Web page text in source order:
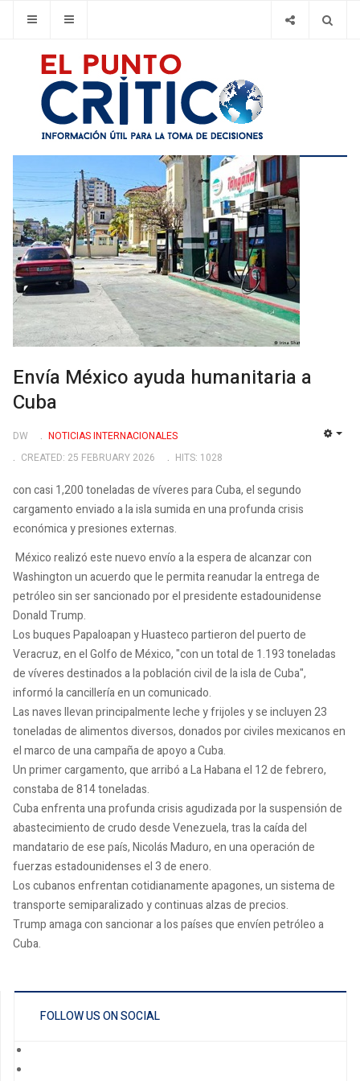
Envía México ayuda humanitaria a
Cuba
DW
NOTICIAS INTERNACIONALES
CREATED: 25 FEBRUARY 2026
HITS: 1028
con casi 1,200 toneladas de víveres para Cuba, el segundo
cargamento enviado a la isla sumida en una profunda crisis
económica y presiones externas.
México realizó este nuevo envío a la espera de alcanzar con
Washington un acuerdo que le permita reanudar la entrega de
petróleo sin ser sancionado por el presidente estadounidense
Donald Trump.
Los buques Papaloapan y Huasteco partieron del puerto de
Veracruz, en el Golfo de México, "con un total de 1.193 toneladas
de víveres destinados a la población civil de la isla de Cuba",
informó la cancillería en un comunicado.
Las naves llevan principalmente leche y frijoles y se incluyen 23
toneladas de alimentos diversos, donados por civiles mexicanos en
el marco de una campaña de apoyo a Cuba.
Un primer cargamento, que arribó a La Habana el 12 de febrero,
constaba de 814 toneladas.
Cuba enfrenta una profunda crisis agudizada por la suspensión de
abastecimiento de crudo desde Venezuela, tras la caída del
mandatario de ese país, Nicolás Maduro, en una operación de
fuerzas estadounidenses el 3 de enero.
Los cubanos enfrentan cotidianamente apagones, un sistema de
transporte semiparalizado y continuas alzas de precios.
Trump amaga con sancionar a los países que envíen petróleo a
Cuba.
FOLLOW US ON SOCIAL